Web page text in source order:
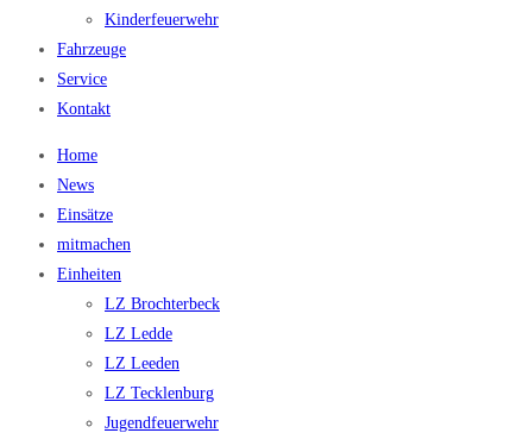
Kinderfeuerwehr
Fahrzeuge
Service
Kontakt
Home
News
Einsätze
mitmachen
Einheiten
LZ Brochterbeck
LZ Ledde
LZ Leeden
LZ Tecklenburg
Jugendfeuerwehr